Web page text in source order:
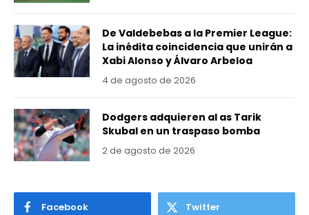
De Valdebebas a la Premier League:
La inédita coincidencia que unirán a
Xabi Alonso y Álvaro Arbeloa
4 de agosto de 2026
Dodgers adquieren al as Tarik
Skubal en un traspaso bomba
2 de agosto de 2026
Facebook Twitter